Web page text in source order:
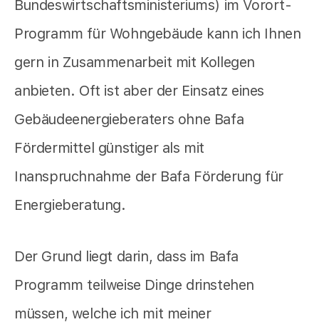
Bundeswirtschaftsministeriums) im Vorort-
Programm für Wohngebäude kann ich Ihnen
gern in Zusammenarbeit mit Kollegen
anbieten. Oft ist aber der Einsatz eines
Gebäudeenergieberaters ohne Bafa
Fördermittel günstiger als mit
Inanspruchnahme der Bafa Förderung für
Energieberatung.
Der Grund liegt darin, dass im Bafa
Programm teilweise Dinge drinstehen
müssen, welche ich mit meiner